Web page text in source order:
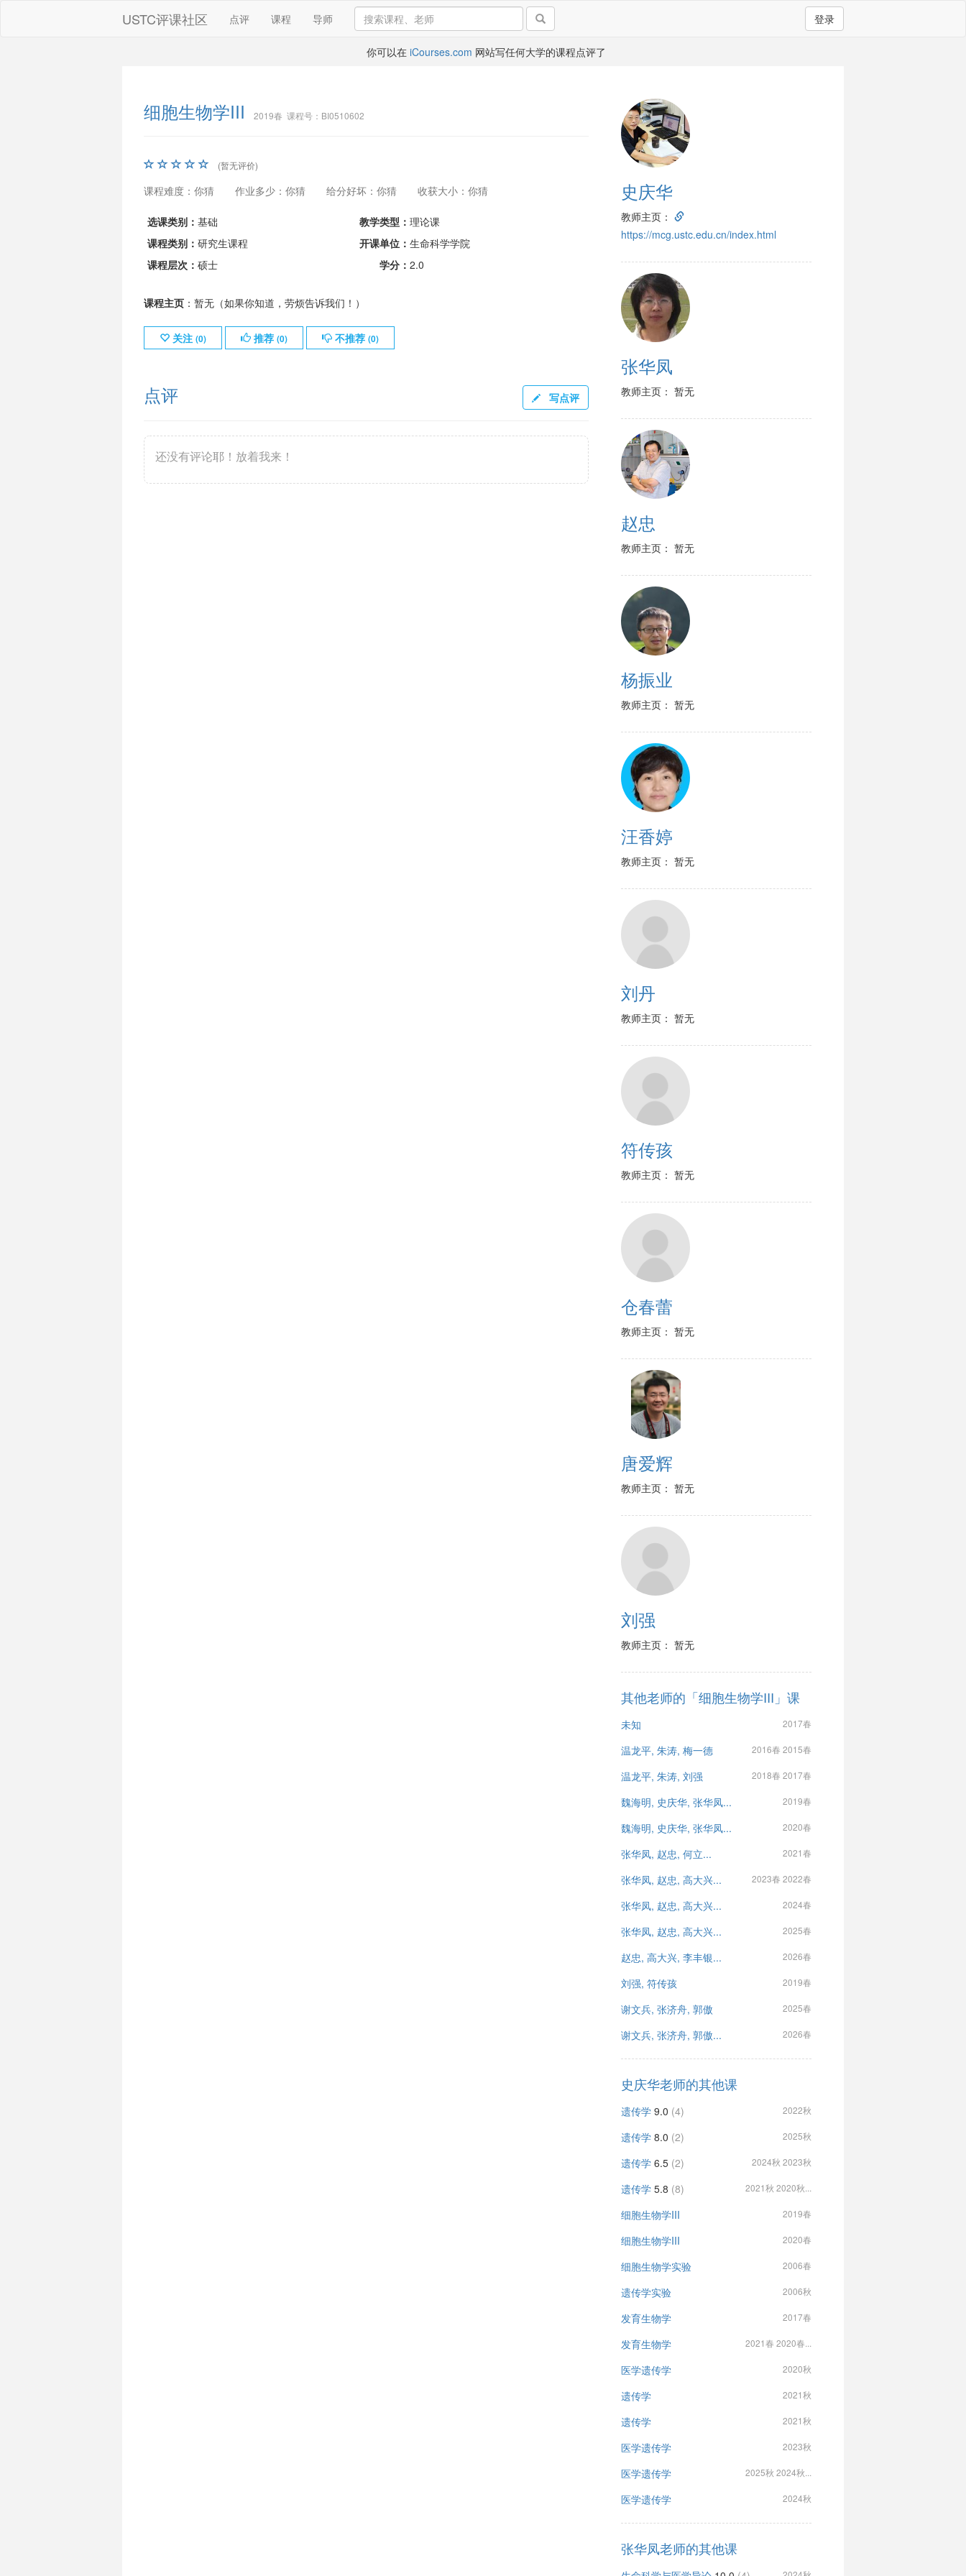
USTC评课社区 点评 课程 导师 登录
你可以在 iCourses.com 网站写任何大学的课程点评了
细胞生物学III 2019春 课程号：BI0510602
(暂无评价)
课程难度：你猜 作业多少：你猜 给分好坏：你猜 收获大小：你猜
选课类别： 基础 教学类型： 理论课
课程类别： 研究生课程 开课单位： 生命科学学院
课程层次： 硕士 学分： 2.0
课程主页：暂无（如果你知道，劳烦告诉我们！）
关注 (0) 推荐 (0) 不推荐 (0)
点评 写点评
还没有评论耶！放着我来！
史庆华
教师主页：
https://mcg.ustc.edu.cn/index.html
张华凤
教师主页： 暂无
赵忠
教师主页： 暂无
杨振业
教师主页： 暂无
汪香婷
教师主页： 暂无
刘丹
教师主页： 暂无
符传孩
教师主页： 暂无
仓春蕾
教师主页： 暂无
唐爱辉
教师主页： 暂无
刘强
教师主页： 暂无
其他老师的「细胞生物学III」课
未知 2017春
温龙平, 朱涛, 梅一德 2016春 2015春
温龙平, 朱涛, 刘强 2018春 2017春
魏海明, 史庆华, 张华凤... 2019春
魏海明, 史庆华, 张华凤... 2020春
张华凤, 赵忠, 何立... 2021春
张华凤, 赵忠, 高大兴... 2023春 2022春
张华凤, 赵忠, 高大兴... 2024春
张华凤, 赵忠, 高大兴... 2025春
赵忠, 高大兴, 李丰银... 2026春
刘强, 符传孩 2019春
谢文兵, 张济舟, 郭傲 2025春
谢文兵, 张济舟, 郭傲... 2026春
史庆华老师的其他课
遗传学 9.0 (4) 2022秋
遗传学 8.0 (2) 2025秋
遗传学 6.5 (2) 2024秋 2023秋
遗传学 5.8 (8) 2021秋 2020秋...
细胞生物学III 2019春
细胞生物学III 2020春
细胞生物学实验 2006春
遗传学实验 2006秋
发育生物学 2017春
发育生物学 2021春 2020春...
医学遗传学 2020秋
遗传学 2021秋
遗传学 2021秋
医学遗传学 2023秋
医学遗传学 2025秋 2024秋...
医学遗传学 2024秋
张华凤老师的其他课